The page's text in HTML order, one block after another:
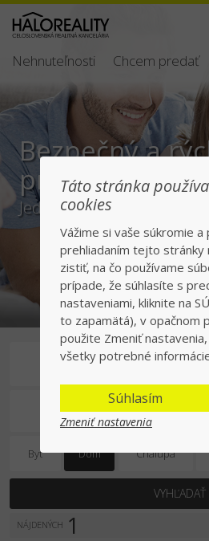
Nehnuteľnosti Chcem predať
Bezpečný a
predaj/kúpa
Jednotka v realitách na
Na predaj
Byt Dom Chalupa
VYHĽADAŤ
NÁJDENÝCH 1
Táto stránka
cookies
Vážime si vaše súkromie
prehliadaním tejto stránky
zistiť, na čo používame
prípade, že súhlasíte s
nastaveniami, kliknite na
to zapamätá), v opačnom
použite Zmeniť
všetky potrebné
Súhlasím
Zmeniť nastavenia